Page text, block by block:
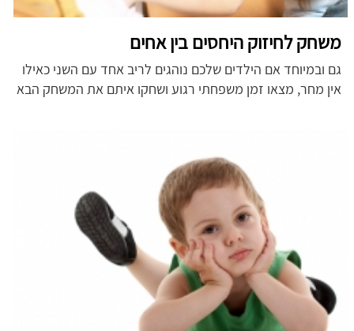
משחק לחיזוק היחסים בין אחים
גם ובמיוחד אם הילדים שלכם נוהגים לריב אחד עם השני כאילו
אין מחר, מצאו זמן משפחתי רגוע ושחקו איתם את המשחק הבא